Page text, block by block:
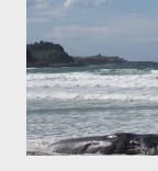
documentos
Gurruchaga en
circunstancia